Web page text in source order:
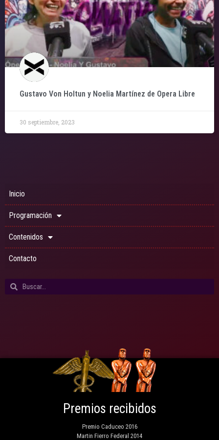
Gustavo Von Holtun y Noelia Martínez de Opera Libre
30 septiembre, 2023
Inicio
Programación
Contenidos
Contacto
Premios recibidos
Premio Caduceo 2016
Martin Fierro Federal 2014